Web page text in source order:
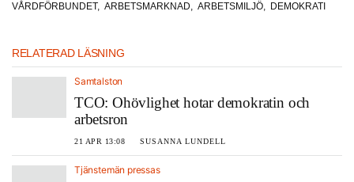
VÅRDFÖRBUNDET, ARBETSMARKNAD, ARBETSMILJÖ, DEMOKRATI
RELATERAD LÄSNING
Samtalston
TCO: Ohövlighet hotar demokratin och
arbetsron
21 APR 13:08 SUSANNA LUNDELL
Tjänstemän pressas